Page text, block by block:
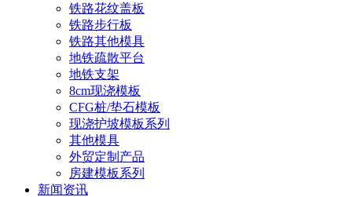
铁路花纹盖板
铁路步行板
铁路其他模具
地铁疏散平台
地铁支架
8cm现浇模板
CFG桩/垫石模板
现浇护坡模板系列
其他模具
外贸定制产品
房建模板系列
新闻资讯